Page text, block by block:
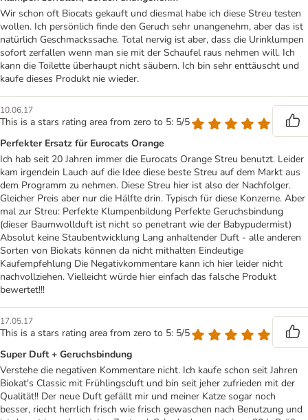
Wir schon oft Biocats gekauft und diesmal habe ich diese Streu testen
wollen. Ich persönlich finde den Geruch sehr unangenehm, aber das ist
natürlich Geschmackssache. Total nervig ist aber, dass die Urinklumpen
sofort zerfallen wenn man sie mit der Schaufel raus nehmen will. Ich
kann die Toilette überhaupt nicht säubern. Ich bin sehr enttäuscht und
kaufe dieses Produkt nie wieder.
10.06.17
This is a stars rating area from zero to 5: 5/5
Perfekter Ersatz für Eurocats Orange
Ich hab seit 20 Jahren immer die Eurocats Orange Streu benutzt. Leider
kam irgendein Lauch auf die Idee diese beste Streu auf dem Markt aus
dem Programm zu nehmen. Diese Streu hier ist also der Nachfolger.
Gleicher Preis aber nur die Hälfte drin. Typisch für diese Konzerne. Aber
mal zur Streu: Perfekte Klumpenbildung Perfekte Geruchsbindung
(dieser Baumwollduft ist nicht so penetrant wie der Babypudermist)
Absolut keine Staubentwicklung Lang anhaltender Duft - alle anderen
Sorten von Biokats können da nicht mithalten Eindeutige
Kaufempfehlung Die Negativkommentare kann ich hier leider nicht
nachvollziehen. Vielleicht würde hier einfach das falsche Produkt
bewertet!!!
17.05.17
This is a stars rating area from zero to 5: 5/5
Super Duft + Geruchsbindung
Verstehe die negativen Kommentare nicht. Ich kaufe schon seit Jahren
Biokat's Classic mit Frühlingsduft und bin seit jeher zufrieden mit der
Qualität!! Der neue Duft gefällt mir und meiner Katze sogar noch
besser, riecht herrlich frisch wie frisch gewaschen nach Benutzung und